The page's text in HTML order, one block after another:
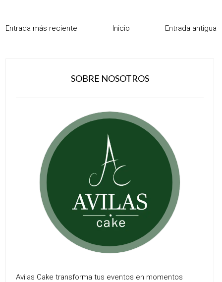
Entrada más reciente Entrada antigua
Inicio
SOBRE NOSOTROS
Avilas Cake transforma tus eventos en momentos